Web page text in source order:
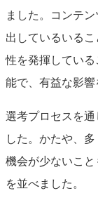
ました。コンテ
出しているいる
性を発揮してい
能で、有益な影響
選考プロセスを
した。かたや、
機会が少ないこ
を並べました。